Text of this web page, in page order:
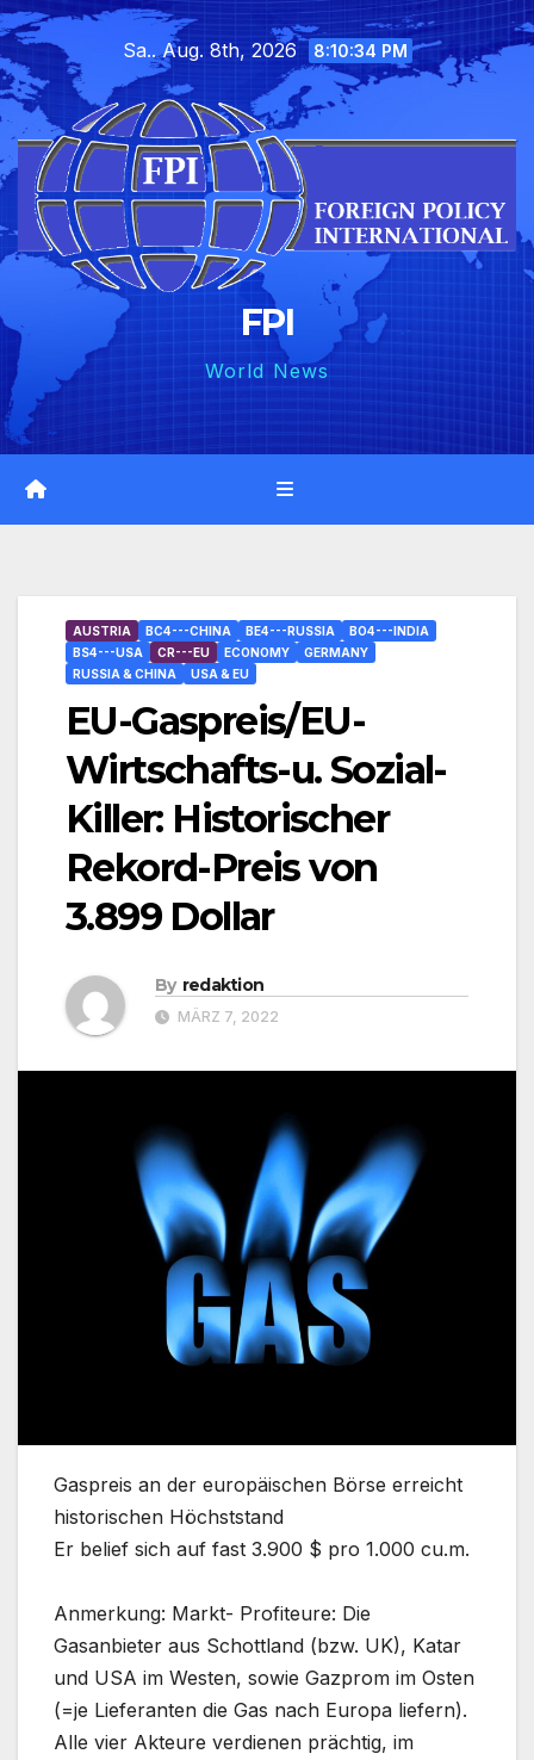
Skip
to
content
Sa.. Aug. 8th, 2026 8:10:35 PM
FPI
World News
AUSTRIA BC4---CHINA BE4---RUSSIA
BO4---INDIA
BS4---USA
CR---EU ECONOMY
GERMANY
RUSSIA & CHINA
USA & EU
EU-Gaspreis/EU-
Wirtschafts-u. Sozial-
Killer: Historischer
Rekord-Preis von
3.899 Dollar
By redaktion
MÄRZ 7, 2022
Gaspreis an der europäischen Börse erreicht
historischen Höchststand
Er belief sich auf fast 3.900 $ pro 1.000 cu.m.
Anmerkung: Markt- Profiteure: Die
Gasanbieter aus Schottland (bzw. UK), Katar
und USA im Westen, sowie Gazprom im Osten
(=je Lieferanten die Gas nach Europa liefern).
Alle vier Akteure verdienen prächtig, im